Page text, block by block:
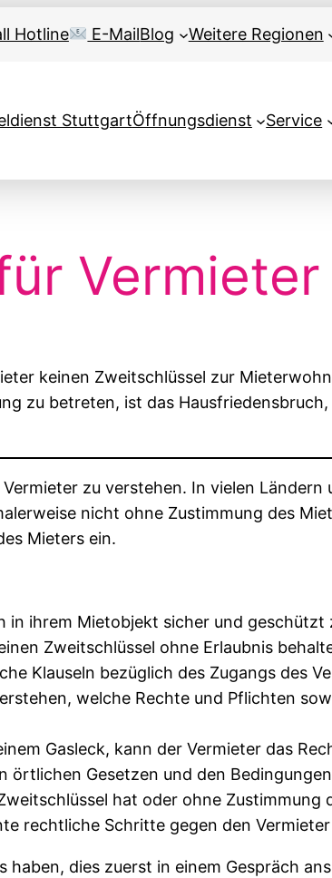
Hotline E-MailBlog Weitere Regionen
StuttgartÖffnungsdienst Service
Vermieter
keinen Zweitschlüssel zur
zu betreten, ist das
zu verstehen. In vielen Ländern
nicht ohne Zustimmung des
Mieters ein.
in ihrem Mietobjekt sicher und geschützt
Zweitschlüssel ohne Erlaubnis
Klauseln bezüglich des Zugangs des
welche Rechte und Pflichten
Gasleck, kann der Vermieter das
Gesetzen und den
hat oder ohne Zustimmung
rechtliche Schritte gegen den
dies zuerst in einem Gespräch